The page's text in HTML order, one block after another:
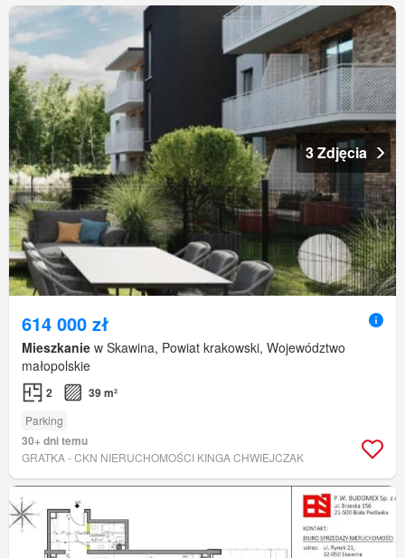
3 Zdjęcia
614 000 zł
Mieszkanie w Skawina, Powiat krakowski, Województwo
małopolskie
2 39 m²
Parking
30+ dni temu
GRATKA - CKN NIERUCHOMOŚCI KINGA CHWIEJCZAK